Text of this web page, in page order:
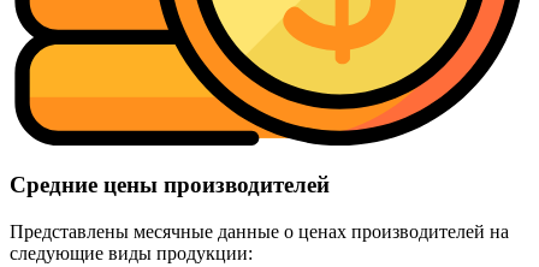
Средние цены производителей
Представлены месячные данные о ценах производителей на
следующие виды продукции: